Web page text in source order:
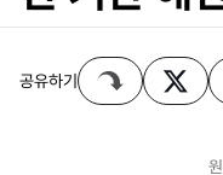
공유하기